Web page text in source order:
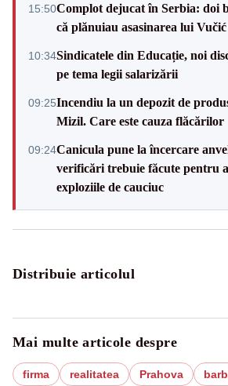
15:50Complot dejucat în Serbia: doi
că plănuiau asasinarea lui Vučić
10:34Sindicatele din Educație, noi
pe tema legii salarizării
09:25Incendiu la un depozit de
Mizil. Care este cauza flăcărilor
09:24Canicula pune la încercare
verificări trebuie făcute pentru
exploziile de cauciuc
Distribuie articolul
Mai multe articole despre
firma realitatea Prahova